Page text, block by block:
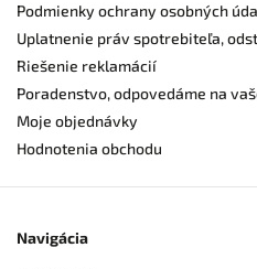
Podmienky ochrany osobných
Uplatnenie práv spotrebiteľa,
Riešenie reklamácií
Poradenstvo, odpovedáme na
Moje objednávky
Hodnotenia obchodu
Navigácia